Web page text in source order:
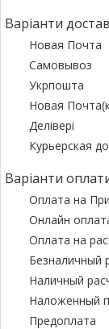
Варіанти
Новая Почта
Самовывоз
Укрпошта
Новая
Делівері
Курьерская
Варіанти
Оплата на
Онлайн
Оплата на
Безналичный
Наличный
Наложенный
Предоплата